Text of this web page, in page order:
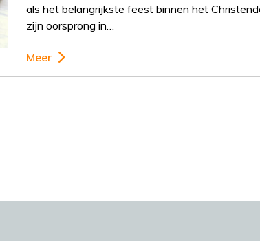
als het belangrijkste feest binnen het
zijn oorsprong in…
Meer